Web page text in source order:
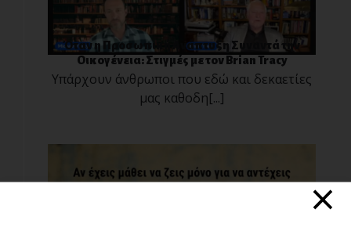
Όταν η Προσωπική Ανάπτυξη Συναντά την
Οικογένεια: Στιγμές με τον Brian Tracy
Υπάρχουν άνθρωποι που εδώ και δεκαετίες
μας καθοδη[...]
×